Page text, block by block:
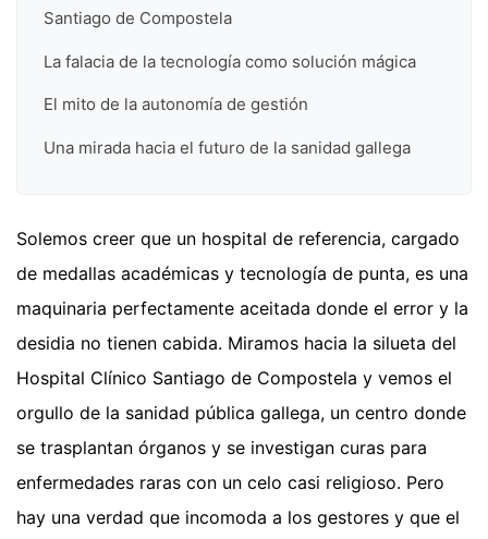
Santiago de Compostela
La falacia de la tecnología como solución mágica
El mito de la autonomía de gestión
Una mirada hacia el futuro de la sanidad gallega
Solemos creer que un hospital de referencia, cargado
de medallas académicas y tecnología de punta, es una
maquinaria perfectamente aceitada donde el error y la
desidia no tienen cabida. Miramos hacia la silueta del
Hospital Clínico Santiago de Compostela y vemos el
orgullo de la sanidad pública gallega, un centro donde
se trasplantan órganos y se investigan curas para
enfermedades raras con un celo casi religioso. Pero
hay una verdad que incomoda a los gestores y que el